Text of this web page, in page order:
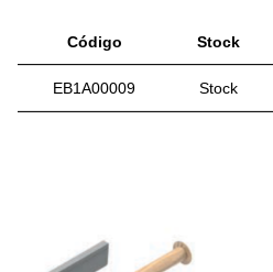
Código Stock
EB1A00009 Stock